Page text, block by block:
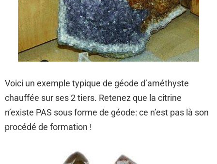
Voici un exemple typique de géode d’améthyste
chauffée sur ses 2 tiers. Retenez que la citrine
n’existe PAS sous forme de géode: ce n’est pas là son
procédé de formation !